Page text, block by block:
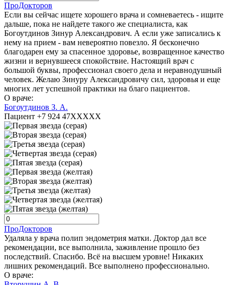
ПроДокторов
Если вы сейчас ищете хорошего врача и сомневаетесь - ищите
дальше, пока не найдете такого же специалиста, как
Богоутдинов Зинур Александрович. А если уже записались к
нему на прием - вам невероятно повезло. Я бесконечно
благодарен ему за спасенное здоровье, возвращенное качество
жизни и вернувшееся спокойствие. Настоящий врач с
большой буквы, профессионал своего дела и неравнодушный
человек. Желаю Зинуру Александровичу сил, здоровья и еще
многих лет успешной практики на благо пациентов.
О враче:
Богоутдинов З. А.
Пациент +7 924 47XXXXX
ПроДокторов
Удаляла у врача полип эндометрия матки. Доктор дал все
рекомендации, все выполнила, заживление прошло без
последствий. Спасибо. Всё на высшем уровне! Никаких
лишних рекомендаций. Все выполнено профессионально.
О враче: